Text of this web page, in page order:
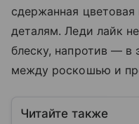
сдержанная
деталям. Леди лайк
блеску, напротив — в
между роскошью и
Читайте также